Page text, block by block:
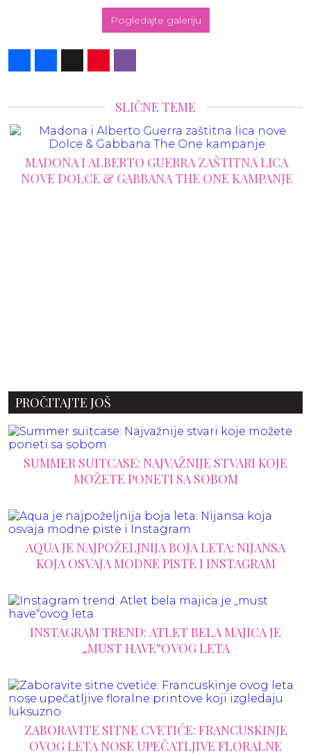
Pogledajte galeriju
SLIČNE TEME
MADONA I ALBERTO GUERRA ZAŠTITNA LICA
NOVE DOLCE & GABBANA THE ONE KAMPANJE
PROČITAJTE JOŠ
SUMMER SUITCASE: NAJVAŽNIJE STVARI KOJE
MOŽETE PONETI SA SOBOM
AQUA JE NAJPOŽELJNIJA BOJA LETA: NIJANSA
KOJA OSVAJA MODNE PISTE I INSTAGRAM
INSTAGRAM TREND: ATLET BELA MAJICA JE
„MUST HAVE“OVOG LETA
ZABORAVITE SITNE CVETIĆE: FRANCUSKINJE
OVOG LETA NOSE UPEČATLJIVE FLORALNE